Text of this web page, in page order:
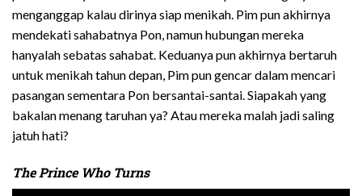
menganggap kalau dirinya siap menikah. Pim pun akhirnya
mendekati sahabatnya Pon, namun hubungan mereka
hanyalah sebatas sahabat. Keduanya pun akhirnya bertaruh
untuk menikah tahun depan, Pim pun gencar dalam mencari
pasangan sementara Pon bersantai-santai. Siapakah yang
bakalan menang taruhan ya? Atau mereka malah jadi saling
jatuh hati?
The Prince Who Turns